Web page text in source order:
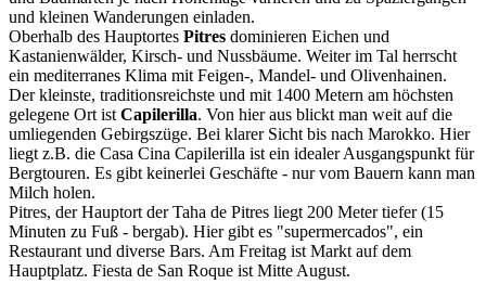
und kleinen Wanderungen einladen.
Oberhalb des Hauptortes Pitres dominieren Eichen und
Kastanienwälder, Kirsch- und Nussbäume. Weiter im Tal herrscht
ein mediterranes Klima mit Feigen-, Mandel- und Olivenhainen.
Der kleinste, traditionsreichste und mit 1400 Metern am höchsten
gelegene Ort ist Capilerilla. Von hier aus blickt man weit auf die
umliegenden Gebirgszüge. Bei klarer Sicht bis nach Marokko. Hier
liegt z.B. die Casa Cina Capilerilla ist ein idealer Ausgangspunkt für
Bergtouren. Es gibt keinerlei Geschäfte - nur vom Bauern kann man
Milch holen.
Pitres, der Hauptort der Taha de Pitres liegt 200 Meter tiefer (15
Minuten zu Fuß - bergab). Hier gibt es "supermercados", ein
Restaurant und diverse Bars. Am Freitag ist Markt auf dem
Hauptplatz. Fiesta de San Roque ist Mitte August.